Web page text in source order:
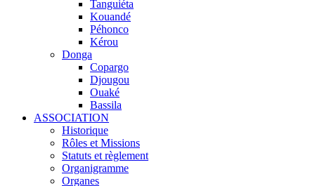
Tanguiéta
Kouandé
Péhonco
Kérou
Donga
Copargo
Djougou
Ouaké
Bassila
ASSOCIATION
Historique
Rôles et Missions
Statuts et règlement
Organigramme
Organes